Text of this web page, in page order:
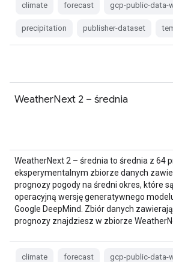
climate forecast gcp-public-data-
precipitation publisher-dataset
WeatherNext 2 – średnia
WeatherNext 2 – średnia to średnia z 64
eksperymentalnym zbiorze danych
prognozy pogody na średni okres, które
operacyjną wersję generatywnego
Google DeepMind. Zbiór danych
prognozy znajdziesz w zbiorze
climate forecast gcp-public-data-